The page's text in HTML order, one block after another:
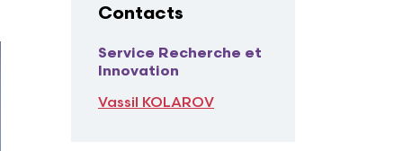
Contacts
Titre
Service Recherche et
Innovation
Contact
Vassil KOLAROV